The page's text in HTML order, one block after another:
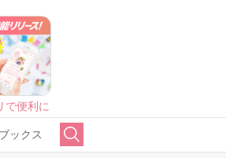
で便利に
ブックス